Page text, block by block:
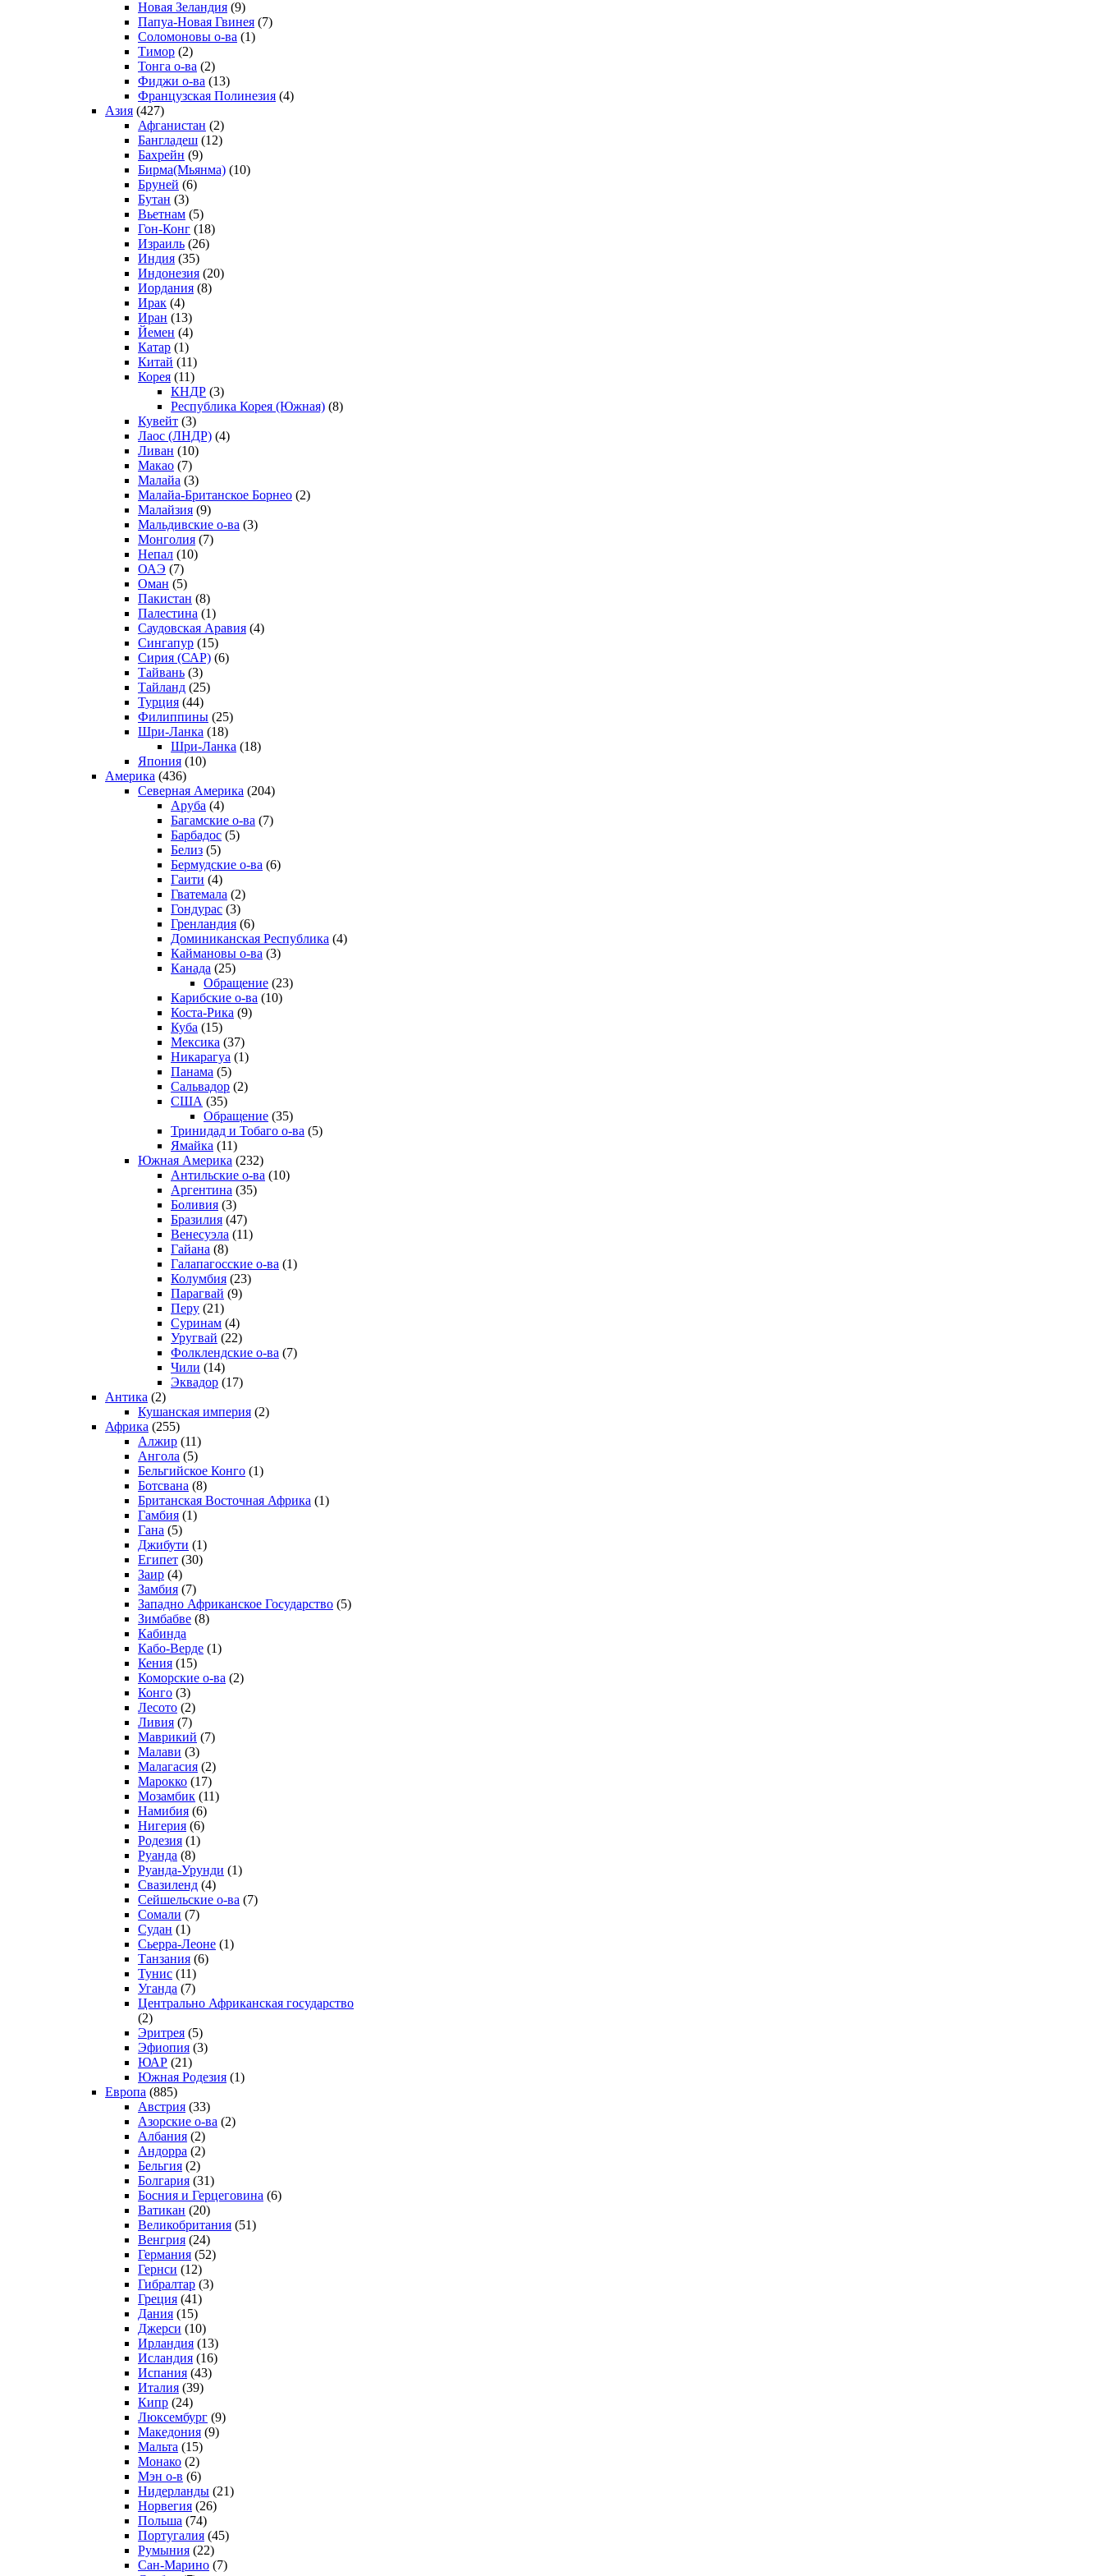
Новая Зеландия (9)
Папуа-Новая Гвинея (7)
Соломоновы о-ва (1)
Тимор (2)
Тонга о-ва (2)
Фиджи о-ва (13)
Французская Полинезия (4)
Азия (427)
Афганистан (2)
Бангладеш (12)
Бахрейн (9)
Бирма(Мьянма) (10)
Бруней (6)
Бутан (3)
Вьетнам (5)
Гон-Конг (18)
Израиль (26)
Индия (35)
Индонезия (20)
Иордания (8)
Ирак (4)
Иран (13)
Йемен (4)
Катар (1)
Китай (11)
Корея (11)
КНДР (3)
Республика Корея (Южная) (8)
Кувейт (3)
Лаос (ЛНДР) (4)
Ливан (10)
Макао (7)
Малайа (3)
Малайа-Британское Борнео (2)
Малайзия (9)
Мальдивские о-ва (3)
Монголия (7)
Непал (10)
ОАЭ (7)
Оман (5)
Пакистан (8)
Палестина (1)
Саудовская Аравия (4)
Сингапур (15)
Сирия (САР) (6)
Тайвань (3)
Тайланд (25)
Турция (44)
Филиппины (25)
Шри-Ланка (18)
Шри-Ланка (18)
Япония (10)
Америка (436)
Северная Америка (204)
Аруба (4)
Багамские о-ва (7)
Барбадос (5)
Белиз (5)
Бермудские о-ва (6)
Гаити (4)
Гватемала (2)
Гондурас (3)
Гренландия (6)
Доминиканская Республика (4)
Каймановы о-ва (3)
Канада (25)
Обращение (23)
Карибские о-ва (10)
Коста-Рика (9)
Куба (15)
Мексика (37)
Никарагуа (1)
Панама (5)
Сальвадор (2)
США (35)
Обращение (35)
Тринидад и Тобаго о-ва (5)
Ямайка (11)
Южная Америка (232)
Антильские о-ва (10)
Аргентина (35)
Боливия (3)
Бразилия (47)
Венесуэла (11)
Гайана (8)
Галапагосские о-ва (1)
Колумбия (23)
Парагвай (9)
Перу (21)
Суринам (4)
Уругвай (22)
Фолклендские о-ва (7)
Чили (14)
Эквадор (17)
Антика (2)
Кушанская империя (2)
Африка (255)
Алжир (11)
Ангола (5)
Бельгийское Конго (1)
Ботсвана (8)
Британская Восточная Африка (1)
Гамбия (1)
Гана (5)
Джибути (1)
Египет (30)
Заир (4)
Замбия (7)
Западно Африканское Государство (5)
Зимбабве (8)
Кабинда
Кабо-Верде (1)
Кения (15)
Коморские о-ва (2)
Конго (3)
Лесото (2)
Ливия (7)
Маврикий (7)
Малави (3)
Малагасия (2)
Марокко (17)
Мозамбик (11)
Намибия (6)
Нигерия (6)
Родезия (1)
Руанда (8)
Руанда-Урунди (1)
Свазиленд (4)
Сейшельские о-ва (7)
Сомали (7)
Судан (1)
Сьерра-Леоне (1)
Танзания (6)
Тунис (11)
Уганда (7)
Центрально Африканская государство
(2)
Эритрея (5)
Эфиопия (3)
ЮАР (21)
Южная Родезия (1)
Европа (885)
Австрия (33)
Азорские о-ва (2)
Албания (2)
Андорра (2)
Бельгия (2)
Болгария (31)
Босния и Герцеговина (6)
Ватикан (20)
Великобритания (51)
Венгрия (24)
Германия (52)
Гернси (12)
Гибралтар (3)
Греция (41)
Дания (15)
Джерси (10)
Ирландия (13)
Исландия (16)
Испания (43)
Италия (39)
Кипр (24)
Люксембург (9)
Македония (9)
Мальта (15)
Монако (2)
Мэн о-в (6)
Нидерланды (21)
Норвегия (26)
Польша (74)
Португалия (45)
Румыния (22)
Сан-Марино (7)